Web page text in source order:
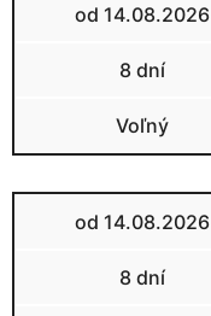
od 14.08.2026
8 dní
Voľný
od 14.08.2026
8 dní